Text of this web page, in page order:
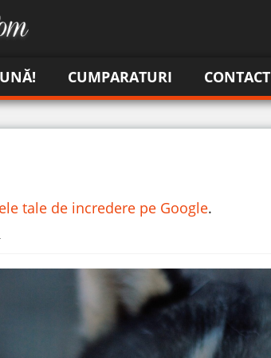
CUMPARATURI CONTACT
tale de incredere pe Google.